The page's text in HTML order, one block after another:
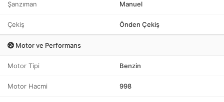
Şanzıman Manuel
Çekiş Önden Çekiş
Motor ve Performans
Motor Tipi Benzin
Motor Hacmi 998